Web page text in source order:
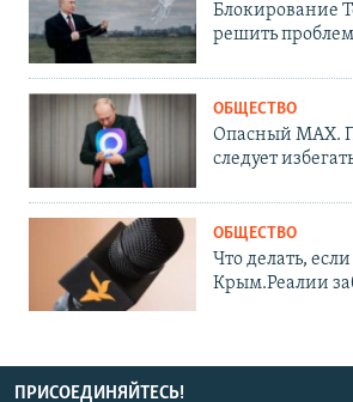
Блокирование
решить
ОБЩЕСТВО
Опасный MAX.
следует
ОБЩЕСТВО
Что делать,
Крым.Реалии
ПРИСОЕДИНЯЙТЕСЬ!